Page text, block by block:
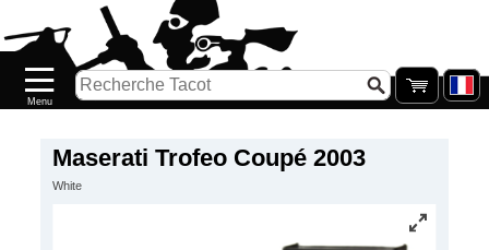
Maserati Trofeo Coupé 2003
White
Nouveautés
Catalogue/Stock